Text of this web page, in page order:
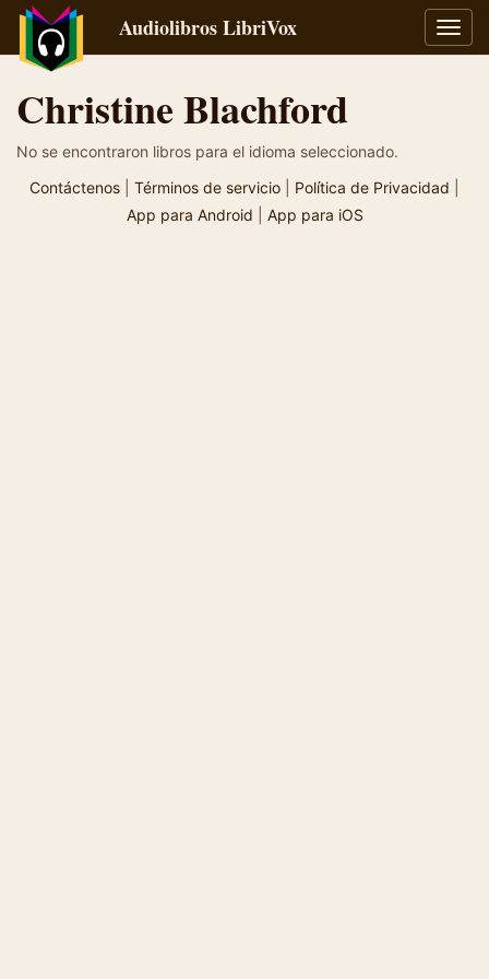
Audiolibros LibriVox
Christine Blachford
No se encontraron libros para el idioma seleccionado.
Contáctenos
Términos de servicio Política de Privacidad
App para Android
App para iOS